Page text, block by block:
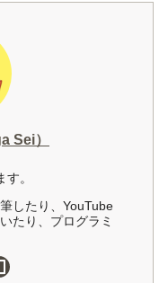
Sei）
。
したり、YouTube
たり、プログラミ